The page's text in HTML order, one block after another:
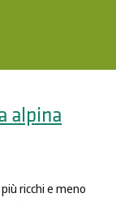
alpina
ricchi e meno